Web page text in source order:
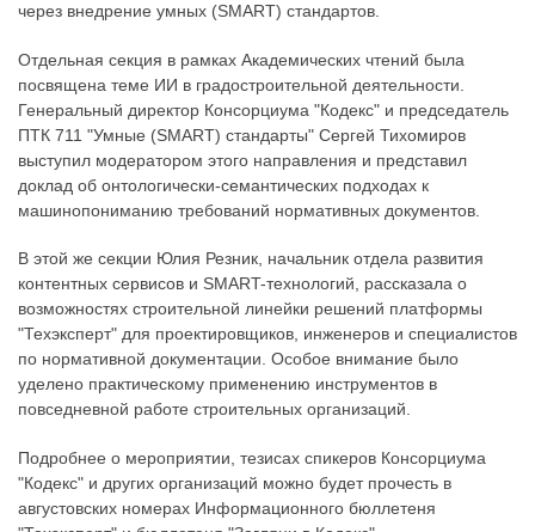
через внедрение умных (SMART) стандартов.
Отдельная секция в рамках Академических чтений была
посвящена теме ИИ в градостроительной деятельности.
Генеральный директор Консорциума "Кодекс" и председатель
ПТК 711 "Умные (SMART) стандарты" Сергей Тихомиров
выступил модератором этого направления и представил
доклад об онтологически-семантических подходах к
машинопониманию требований нормативных документов.
В этой же секции Юлия Резник, начальник отдела развития
контентных сервисов и SMART-технологий, рассказала о
возможностях строительной линейки решений платформы
"Техэксперт" для проектировщиков, инженеров и специалистов
по нормативной документации. Особое внимание было
уделено практическому применению инструментов в
повседневной работе строительных организаций.
Подробнее о мероприятии, тезисах спикеров Консорциума
"Кодекс" и других организаций можно будет прочесть в
августовских номерах Информационного бюллетеня